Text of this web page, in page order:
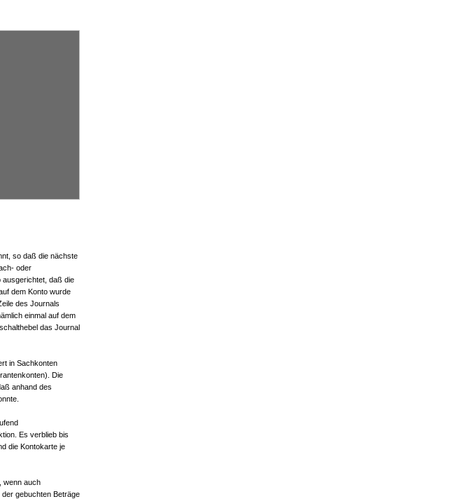
so daß die nächste
oder
ausgerichtet, daß die
dem Konto wurde
des Journals
einmal auf dem
das Journal
in Sachkonten
Die
anhand des
Es verblieb bis
die Kontokarte je
wenn auch
gebuchten Beträge